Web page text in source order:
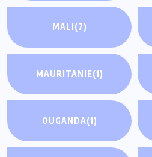
MALI(7)
MAURITANIE(1)
OUGANDA(1)